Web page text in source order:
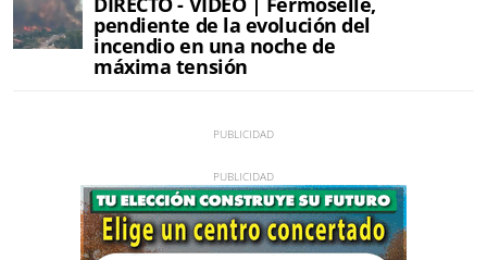
pendiente de la evolución del
incendio en una noche de
máxima tensión